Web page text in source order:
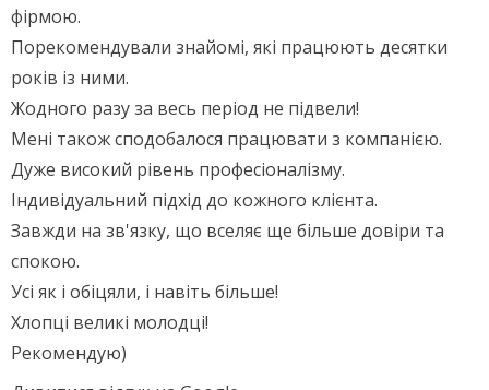
фірмою.
Порекомендували знайомі, які працюють десятки
років із ними.
Жодного разу за весь період не підвели!
Мені також сподобалося працювати з компанією.
Дуже високий рівень професіоналізму.
Індивідуальний підхід до кожного клієнта.
Завжди на зв'язку, що вселяє ще більше довіри та
спокою.
Усі як і обіцяли, і навіть більше!
Хлопці великі молодці!
Рекомендую)